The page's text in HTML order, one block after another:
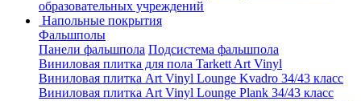
образовательных учреждений
Напольные покрытия
Фальшполы
Панели фальшпола Подсистема фальшпола
Виниловая плитка для пола Tarkett Art Vinyl
Виниловая плитка Art Vinyl Lounge Kvadro 34/43 класс
Виниловая плитка Art Vinyl Lounge Plank 34/43 класс